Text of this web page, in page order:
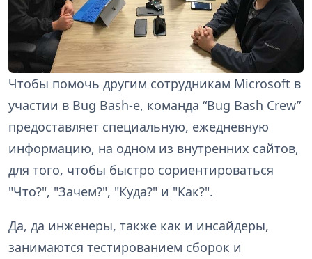
Чтобы помочь другим сотрудникам Microsoft в
участии в Bug Bash-е, команда “Bug Bash Crew”
предоставляет специальную, ежедневную
информацию, на одном из внутренних сайтов,
для того, чтобы быстро сориентироваться
"Что?", "Зачем?", "Куда?" и "Как?".
Да, да инженеры, также как и инсайдеры,
занимаются тестированием сборок и